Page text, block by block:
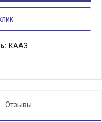
КААЗ
Отзывы